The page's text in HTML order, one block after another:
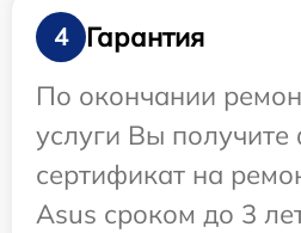
4
Гарантия
По окончании
услуги Вы
сертификат на
Asus сроком до 3